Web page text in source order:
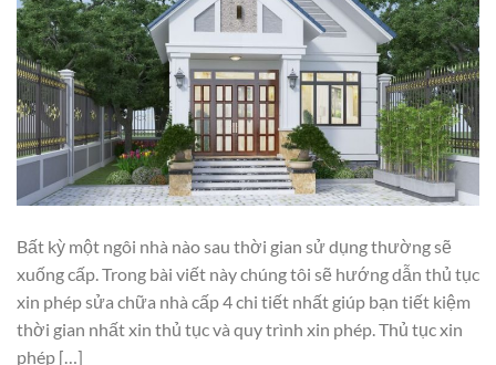
Bất kỳ một ngôi nhà nào sau thời gian sử dụng thường sẽ
xuống cấp. Trong bài viết này chúng tôi sẽ hướng dẫn thủ tục
xin phép sửa chữa nhà cấp 4 chi tiết nhất giúp bạn tiết kiệm
thời gian nhất xin thủ tục và quy trình xin phép. Thủ tục xin
phép […]